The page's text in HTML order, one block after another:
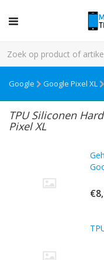
Google Google Pixel XL
TPU Siliconen
Pixel XL